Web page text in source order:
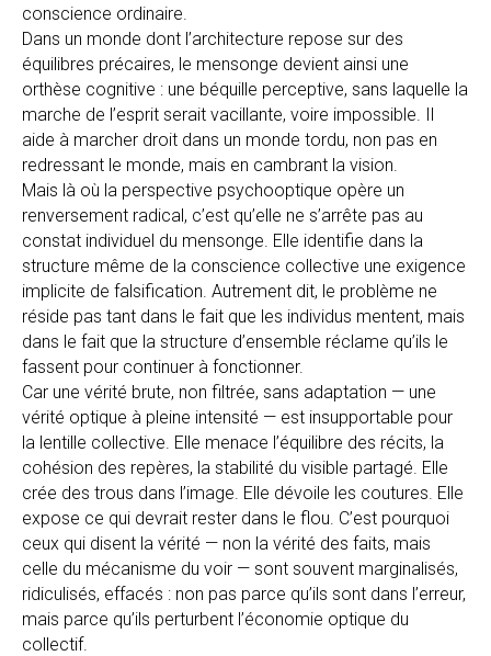
conscience ordinaire.
Dans un monde dont l’architecture repose sur des
équilibres précaires, le mensonge devient ainsi une
orthèse cognitive : une béquille perceptive, sans laquelle la
marche de l’esprit serait vacillante, voire impossible. Il
aide à marcher droit dans un monde tordu, non pas en
redressant le monde, mais en cambrant la vision.
Mais là où la perspective psychooptique opère un
renversement radical, c’est qu’elle ne s’arrête pas au
constat individuel du mensonge. Elle identifie dans la
structure même de la conscience collective une exigence
implicite de falsification. Autrement dit, le problème ne
réside pas tant dans le fait que les individus mentent, mais
dans le fait que la structure d’ensemble réclame qu’ils le
fassent pour continuer à fonctionner.
Car une vérité brute, non filtrée, sans adaptation — une
vérité optique à pleine intensité — est insupportable pour
la lentille collective. Elle menace l’équilibre des récits, la
cohésion des repères, la stabilité du visible partagé. Elle
crée des trous dans l’image. Elle dévoile les coutures. Elle
expose ce qui devrait rester dans le flou. C’est pourquoi
ceux qui disent la vérité — non la vérité des faits, mais
celle du mécanisme du voir — sont souvent marginalisés,
ridiculisés, effacés : non pas parce qu’ils sont dans l’erreur,
mais parce qu’ils perturbent l’économie optique du
collectif.